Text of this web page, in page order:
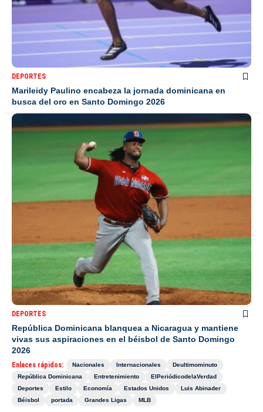
DEPORTES
Marileidy Paulino encabeza la jornada dominicana en
busca del oro en Santo Domingo 2026
DEPORTES
República Dominicana blanquea a Nicaragua y mantiene
vivas sus aspiraciones en el béisbol de Santo Domingo
2026
Enlaces rápidos: Nacionales Internacionales
Deultimominuto
República Dominicana
Entretenimiento
ElPeriódicodelaVerdad
Deportes
Estilo Economía Estados Unidos
Luis Abinader
Béisbol
portada Grandes Ligas MLB